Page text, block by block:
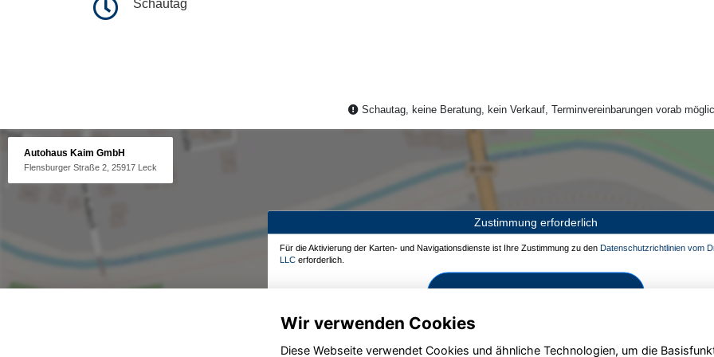
Schautag
Schautag, keine Beratung, kein Verkauf, Terminvereinbarungen vorab
Autohaus Kaim GmbH
Flensburger Straße 2, 25917 Leck
Zustimmung erforderlich
Für die Aktivierung der Karten- und Navigationsdienste ist Ihre Zustimmung zu den Datenschutzrichtlinien vom
LLC erforderlich.
Zustimmen und aktivieren
Wir verwenden Cookies
Diese Webseite verwendet Cookies und ähnliche Technologien, um die